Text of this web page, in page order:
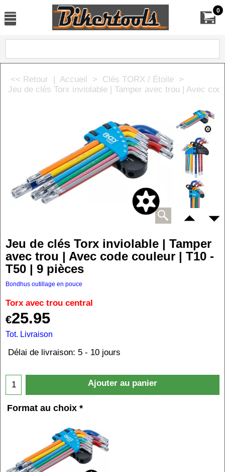
0
<< Retour | Accueil > Clés TORX / Étoile >
Jeu de clés Torx inviolable | Tamper avec trou | Avec
Jeu de clés Torx inviolable | Tamper
avec trou | Avec code couleur | T10 -
T50 | 9 pièces
Bondhus outillage en pouce
Torx avec trou central
€25.95
Tot. Livraison
Délai de livraison: 5 - 10 jours
Ajouter au panier
Format au choix *